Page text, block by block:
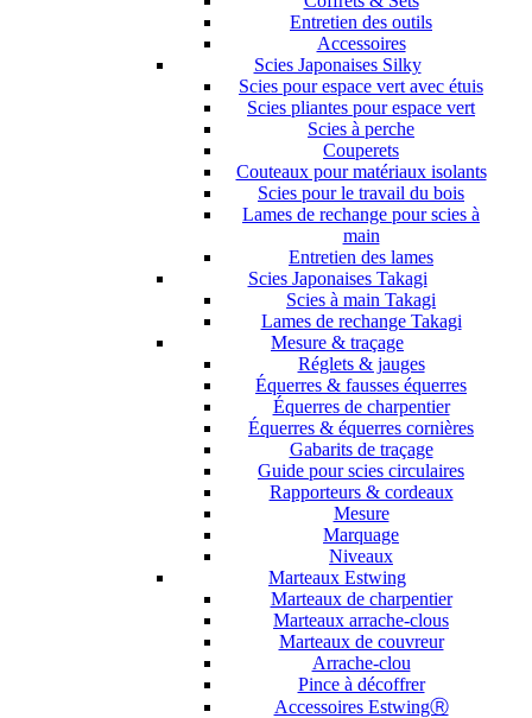
Entretien des outils
Accessoires
Scies Japonaises Silky
Scies pour espace vert avec étuis
Scies pliantes pour espace vert
Scies à perche
Couperets
Couteaux pour matériaux isolants
Scies pour le travail du bois
Lames de rechange pour scies à
main
Entretien des lames
Scies Japonaises Takagi
Scies à main Takagi
Lames de rechange Takagi
Mesure & traçage
Réglets & jauges
Équerres & fausses équerres
Équerres de charpentier
Équerres & équerres cornières
Gabarits de traçage
Guide pour scies circulaires
Rapporteurs & cordeaux
Mesure
Marquage
Niveaux
Marteaux Estwing
Marteaux de charpentier
Marteaux arrache-clous
Marteaux de couvreur
Arrache-clou
Pince à décoffrer
Accessoires EstwingⓇ